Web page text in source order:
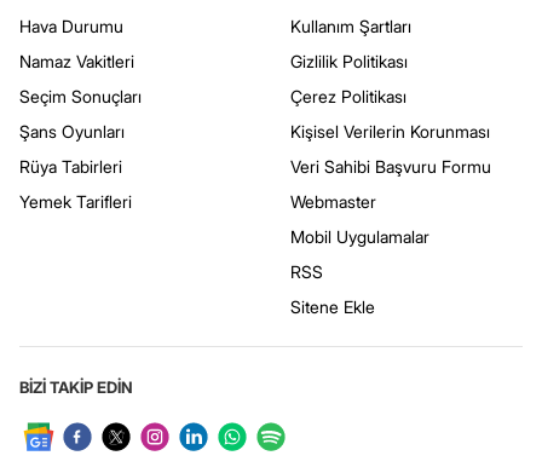
Hava Durumu
Namaz Vakitleri
Seçim Sonuçları
Şans Oyunları
Rüya Tabirleri
Yemek Tarifleri
Kullanım Şartları
Gizlilik Politikası
Çerez Politikası
Kişisel Verilerin Korunması
Veri Sahibi Başvuru Formu
Webmaster
Mobil Uygulamalar
RSS
Sitene Ekle
BİZİ TAKİP EDİN